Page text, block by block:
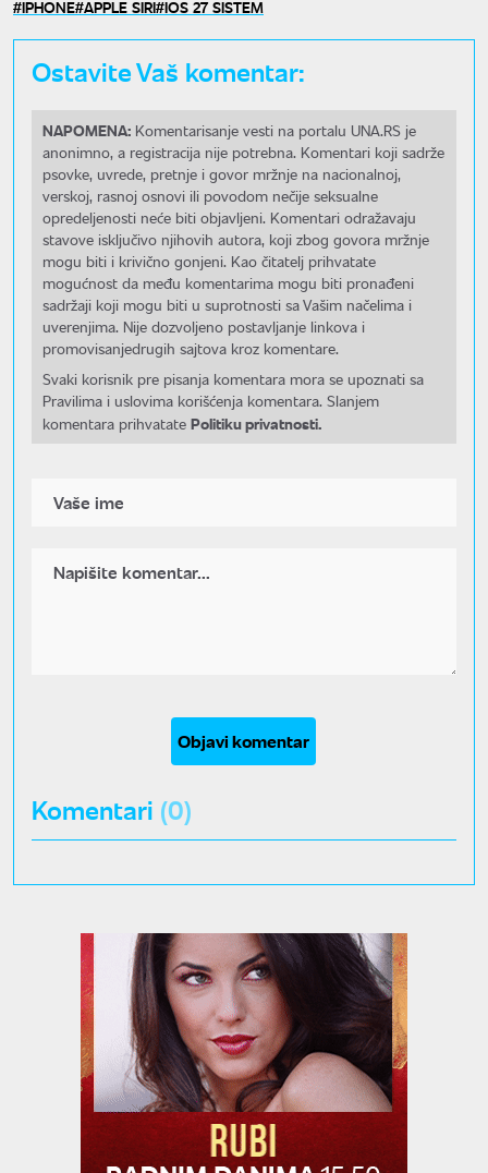
IPHONE APPLE SIRI IOS 27 SISTEM
Ostavite Vaš komentar:
NAPOMENA: Komentarisanje vesti na portalu UNA.RS je
anonimno, a registracija nije potrebna. Komentari koji sadrže
psovke, uvrede, pretnje i govor mržnje na nacionalnoj,
verskoj, rasnoj osnovi ili povodom nečije seksualne
opredeljenosti neće biti objavljeni. Komentari odražavaju
stavove isključivo njihovih autora, koji zbog govora mržnje
mogu biti i krivično gonjeni. Kao čitatelj prihvatate
mogućnost da među komentarima mogu biti pronađeni
sadržaji koji mogu biti u suprotnosti sa Vašim načelima i
uverenjima. Nije dozvoljeno postavljanje linkova i
promovisanjedrugih sajtova kroz komentare.
Svaki korisnik pre pisanja komentara mora se upoznati sa
Pravilima i uslovima korišćenja komentara. Slanjem
komentara prihvatate Politiku privatnosti.
Objavi komentar
Komentari (0)